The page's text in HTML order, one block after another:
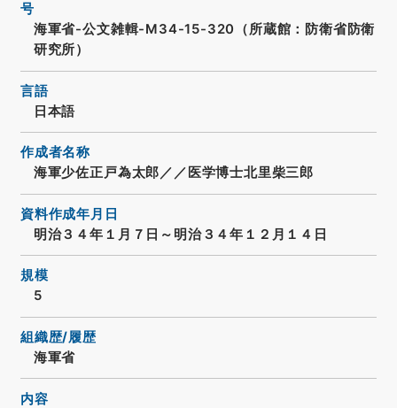
号
海軍省-公文雑輯-M34-15-320（所蔵館：防衛省防衛
研究所）
言語
日本語
作成者名称
海軍少佐正戸為太郎／／医学博士北里柴三郎
資料作成年月日
明治３４年１月７日～明治３４年１２月１４日
規模
5
組織歴/履歴
海軍省
内容